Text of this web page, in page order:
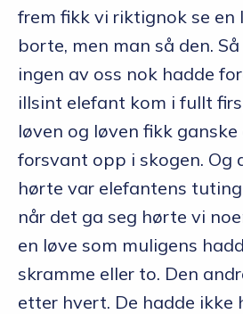
frem fikk vi riktignok se en
borte, men man så den.
ingen av oss nok hadde
illsint elefant kom i fullt
løven og løven fikk
forsvant opp i skogen. Og
hørte var elefantens
når det ga seg hørte vi
en løve som muligens
skramme eller to. Den
etter hvert. De hadde ikke